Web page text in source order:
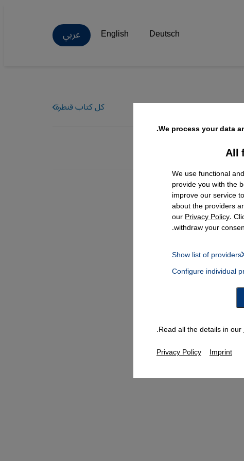
Deutsch
English عربي
كل كتاب قنطرة
We process your data
All
We use functional
provide you with the
improve our service
about the providers
ourPrivacy Policy.
withdraw your
Show list of providers
Google Maps Embed, Google Tag Manager, Instagram Embed,
Configure individual
Read all the details in our
Privacy Policy Imprint